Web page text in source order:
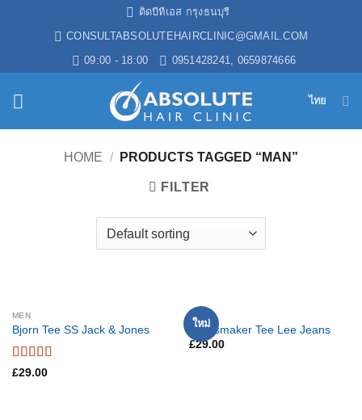
เนื้อหา
ติดบีทีเอส กรุงธนบุรี
CONSULTABSOLUTEHAIRCLINIC@GMAIL.COM
09:00 - 18:00
0951428241, 0659874666
ไทย
HOME / PRODUCTS TAGGED “MAN”
FILTER
MEN
Bjorn Tee SS Jack & Jones
Rated
£29.00
ใหม่
MEN
Jeansmaker Tee Lee Jeans
£29.00